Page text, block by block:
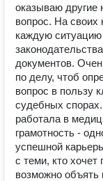
оказываю другие
вопрос. На своих
каждую
документов.
по делу, чтоб
вопрос в пользу
судебных
работала в
грамотность -
успешной
с теми, кто хочет
возможно